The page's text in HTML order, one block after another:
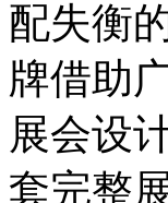
配失衡
牌借助
展会设
套完整